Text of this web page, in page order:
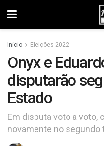
Início Eleições 2022
Onyx e
disputarão
Estado
Em disputa voto a voto,
novamente no segundo